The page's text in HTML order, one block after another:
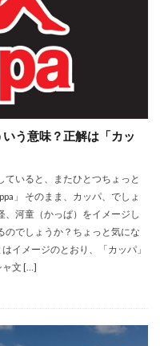
う意味？正解は「カッ
いると、またひとつちょっと
」 そのまま、カッパ、でしょ
、河童（かっぱ）をイメージし
のでしょうか？ちょっと気にな
イメージのとおり、「カッパ」
ャ文 […]